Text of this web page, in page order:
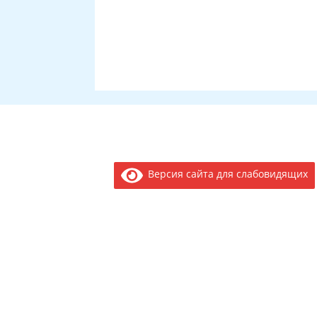
Версия сайта для слабовидящих